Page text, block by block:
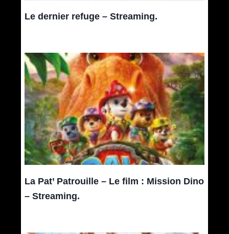
Le dernier refuge – Streaming.
La Pat’ Patrouille – Le film : Mission Dino
– Streaming.